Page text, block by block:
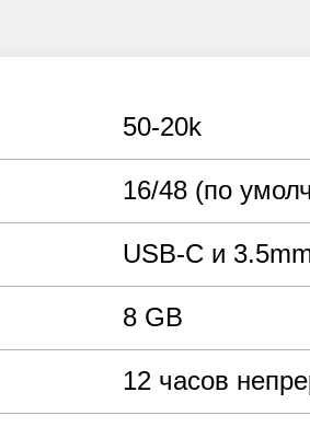
16/48 (по
50-20k
8 GB
12 часов
USB-C и